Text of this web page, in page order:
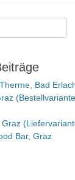
Bad
Bar, Graz